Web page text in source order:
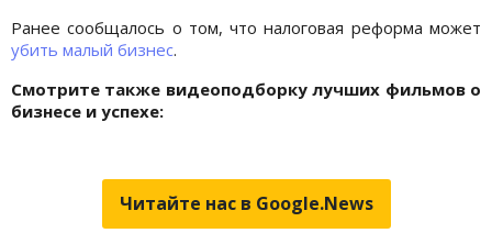
Ранее сообщалось о том, что налоговая реформа может
убить малый бизнес.
Смотрите также видеоподборку лучших фильмов о
бизнесе и успехе:
Читайте нас в Google.News